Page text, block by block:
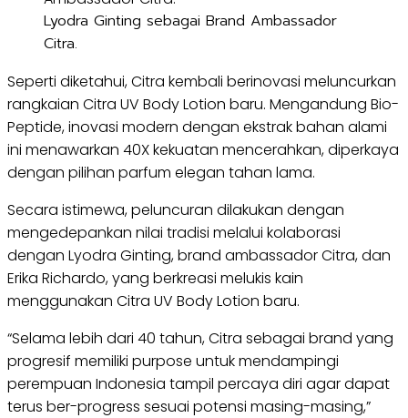
Lyodra Ginting sebagai Brand Ambassador
Citra.
Seperti diketahui, Citra kembali berinovasi meluncurkan
rangkaian Citra UV Body Lotion baru. Mengandung Bio-
Peptide, inovasi modern dengan ekstrak bahan alami
ini menawarkan 40X kekuatan mencerahkan, diperkaya
dengan pilihan parfum elegan tahan lama.
Secara istimewa, peluncuran dilakukan dengan
mengedepankan nilai tradisi melalui kolaborasi
dengan Lyodra Ginting, brand ambassador Citra, dan
Erika Richardo, yang berkreasi melukis kain
menggunakan Citra UV Body Lotion baru.
“Selama lebih dari 40 tahun, Citra sebagai brand yang
progresif memiliki purpose untuk mendampingi
perempuan Indonesia tampil percaya diri agar dapat
terus ber-progress sesuai potensi masing-masing,”